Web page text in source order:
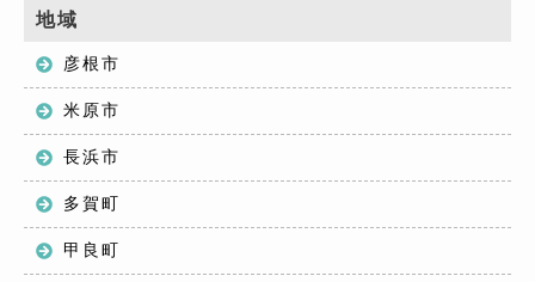
地域
彦根市
米原市
長浜市
多賀町
甲良町